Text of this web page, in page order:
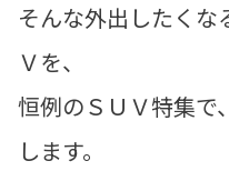
そんな外出したくな
Ｖを、
恒例のＳＵＶ特集で
します。